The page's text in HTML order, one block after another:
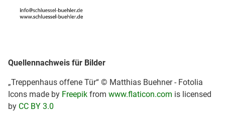
Quellennachweis für Bilder
„Treppenhaus offene Tür“ © Matthias Buehner - Fotolia
Icons made by Freepik from www.flaticon.com is licensed
by CC BY 3.0